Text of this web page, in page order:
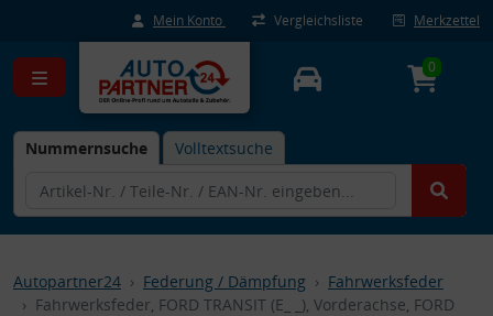
Mein Konto Vergleichsliste Merkzettel
Nummernsuche Volltextsuche
0
Autopartner24 Federung / Dämpfung
Fahrwerksfeder
Fahrwerksfeder, FORD TRANSIT (E_ _), Vorderachse, FORD